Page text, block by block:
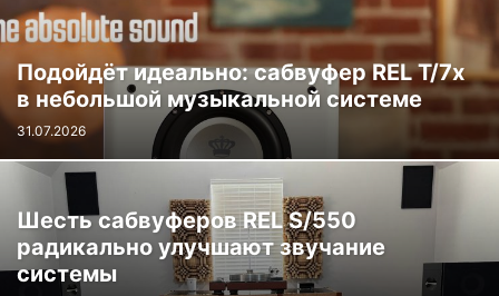
Подойдёт идеально: сабвуфер REL T/7x
в небольшой музыкальной системе
31.07.2026
Шесть сабвуферов REL S/550
радикально улучшают звучание
системы